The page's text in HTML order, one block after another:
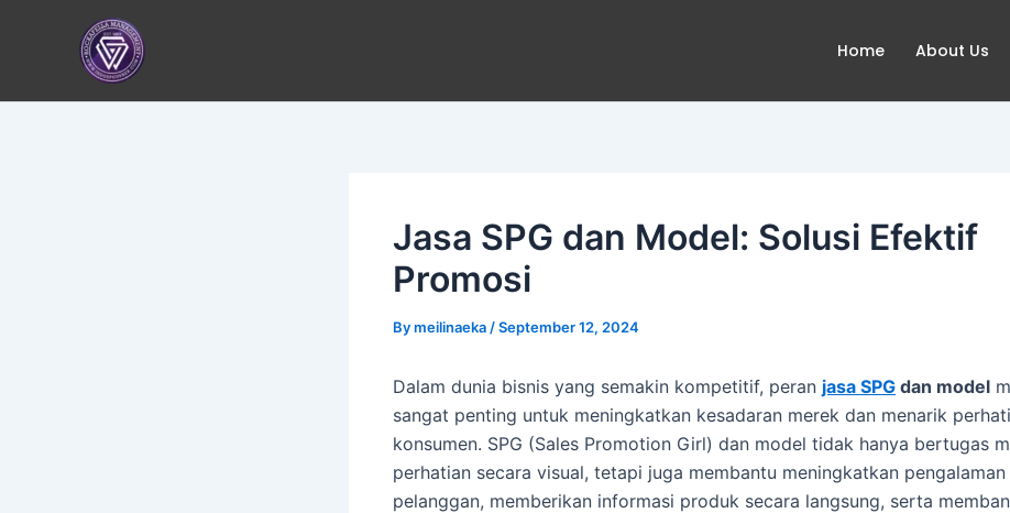
Home About Us
Jasa SPG dan Model: Solusi Efektif
Promosi
Bymeilinaeka /September 12, 2024
Dalam dunia bisnis yang semakin kompetitif, peran jasa SPG dan model
sangat penting untuk meningkatkan kesadaran merek dan menarik
konsumen. SPG (Sales Promotion Girl) dan model tidak hanya bertugas
perhatian secara visual, tetapi juga membantu meningkatkan pengalaman
pelanggan, memberikan informasi produk secara langsung, serta